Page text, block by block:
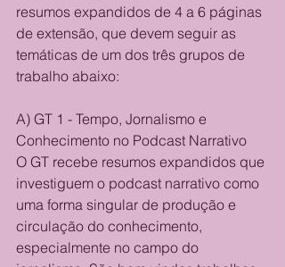
resumos expandidos de 4 a 6 páginas
de extensão, que devem seguir as
temáticas de um dos três grupos de
trabalho abaixo:
A) GT 1 - Tempo, Jornalismo e
Conhecimento no Podcast Narrativo
O GT recebe resumos expandidos que
investiguem o podcast narrativo como
uma forma singular de produção e
circulação do conhecimento,
especialmente no campo do